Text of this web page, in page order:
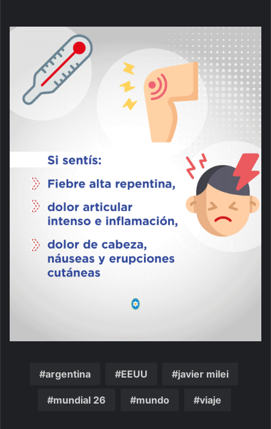
argentina EEUU javier milei
mundial 26 mundo viaje